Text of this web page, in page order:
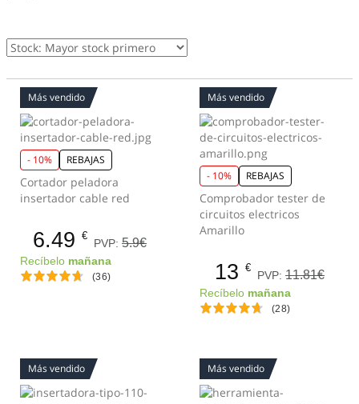
Más vendido
- 10% REBAJAS
Cortador peladora
insertador cable red
6.49 €
PVP: 5.9€
Recíbelo mañana
(36)
Más vendido
- 10% REBAJAS
Comprobador tester de
circuitos electricos
Amarillo
13 €
PVP: 11.81€
Recíbelo mañana
(28)
Más vendido Más vendido